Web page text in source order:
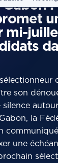
:
mi-
son
silence
la
une